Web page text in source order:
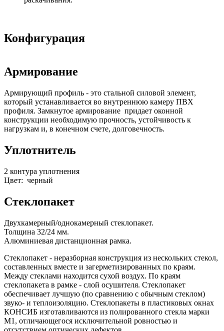
Конфигурация
Армирование
Армирующий профиль - это стальной силовой элемент,
который устанавливается во внутреннюю камеру ПВХ
профиля. Замкнутое армирование придает оконной
конструкции необходимую прочность, устойчивость к
нагрузкам и, в конечном счете, долговечность.
Уплотнитель
2 контура уплотнения
Цвет: черный
Стеклопакет
Двухкамерный/однокамерный стеклопакет.
Толщина 32/24 мм.
Алюминиевая дистанционная рамка.
Стеклопакет - неразборная конструкция из нескольких стекол,
составленных вместе и загерметизированных по краям.
Между стеклами находится сухой воздух. По краям
стеклопакета в рамке - слой осушителя. Стеклопакет
обеспечивает лучшую (по сравнению с обычным стеклом)
звуко- и теплоизоляцию. Стеклопакеты в пластиковых окнах
КОНСИБ изготавливаются из полированного стекла марки
М1, отличающегося исключительной ровностью и